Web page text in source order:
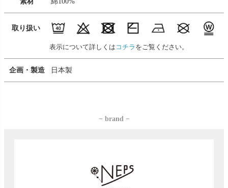
取り扱い
表示について詳しくは コチラ をご覧ください。
企画・製造 日本製
− brand −